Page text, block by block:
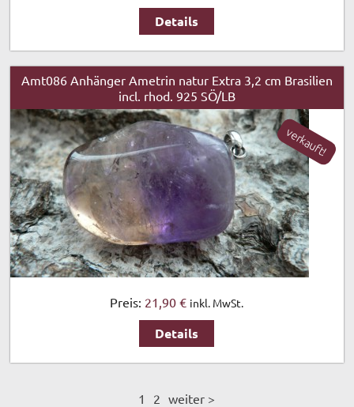
Details
Amt086 Anhänger Ametrin natur Extra 3,2 cm Brasilien
incl. rhod. 925 SÖ/LB
Preis: 21,90 € inkl. MwSt.
Details
verkauft!
1 2 weiter >